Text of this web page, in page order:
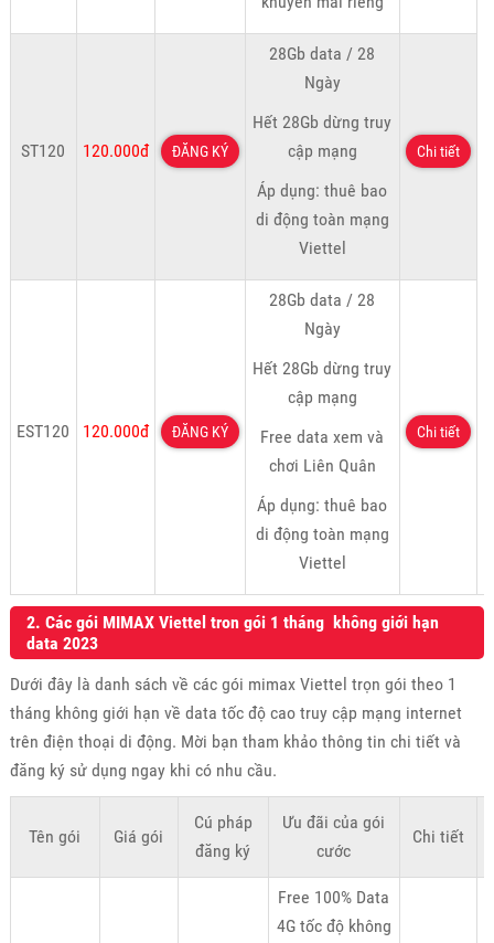
ST120 120.000đ ĐĂNG KÝ
28Gb data / 28
Ngày
Hết 28Gb dừng truy
cập mạng
Áp dụng: thuê bao
di động toàn mạng
Viettel
Chi tiết
EST120 120.000đ ĐĂNG KÝ
28Gb data / 28
Ngày
Hết 28Gb dừng truy
cập mạng
Free data xem và
chơi Liên Quân
Áp dụng: thuê bao
di động toàn mạng
Viettel
Chi tiết
2. Các gói MIMAX Viettel tron gói 1 tháng không giới hạn
data 2023
Dưới đây là danh sách về các gói mimax Viettel trọn gói theo 1
tháng không giới hạn về data tốc độ cao truy cập mạng internet
trên điện thoại di động. Mời bạn tham khảo thông tin chi tiết và
đăng ký sử dụng ngay khi có nhu cầu.
Tên gói Giá gói
Cú pháp
đăng ký
Ưu đãi của gói
cước
Chi tiết
Free 100% Data
4G tốc độ không